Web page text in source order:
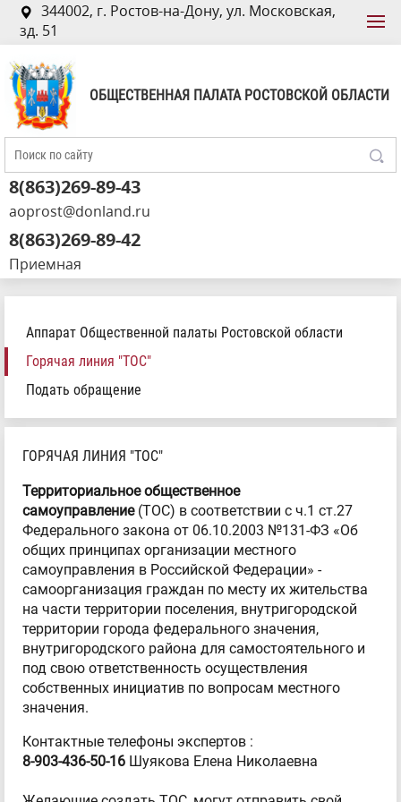
344002, г. Ростов-на-Дону, ул. Московская,
зд. 51
ОБЩЕСТВЕННАЯ ПАЛАТА РОСТОВСКОЙ ОБЛАСТИ
8(863)269-89-43
aoprost@donland.ru
8(863)269-89-42
Приемная
Аппарат Общественной палаты Ростовской области
Горячая линия "ТОС"
Подать обращение
ГОРЯЧАЯ ЛИНИЯ "ТОС"
Территориальное общественное
самоуправление(ТОС) в соответствии с ч.1 ст.27
Федерального закона от 06.10.2003 №131-ФЗ «Об
общих принципах организации местного
самоуправления в Российской Федерации» -
самоорганизация граждан по месту их жительства
на части территории поселения, внутригородской
территории города федерального значения,
внутригородского района для самостоятельного и
под свою ответственность осуществления
собственных инициатив по вопросам местного
значения.
Контактные телефоны экспертов :
8-903-436-50-16 Шуякова Елена Николаевна